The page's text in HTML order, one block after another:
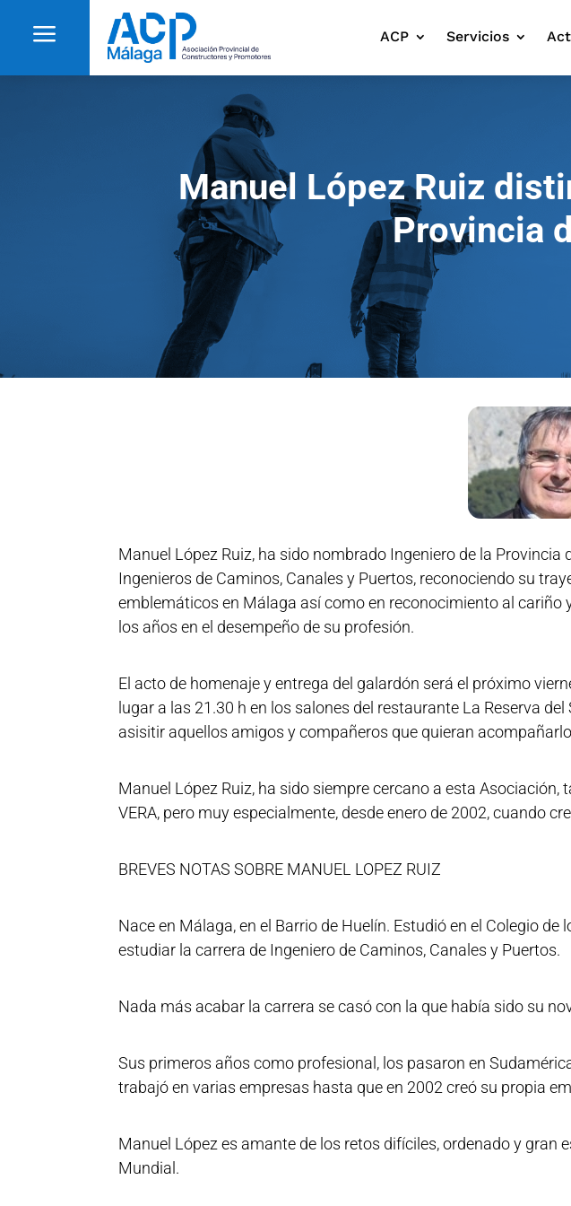
a ACP Servicios
Manuel López Ruiz
Provincia
Manuel López Ruiz, ha sido nombrado Ingeniero de la
Ingenieros de Caminos, Canales y Puertos, reconociendo su
emblemáticos en Málaga así como en reconocimiento al cariño
los años en el desempeño de su profesión.
El acto de homenaje y entrega del galardón será el próximo
lugar a las 21.30 h en los salones del restaurante La Reserva
asisitir aquellos amigos y compañeros que quieran
Manuel López Ruiz, ha sido siempre cercano a esta
VERA, pero muy especialmente, desde enero de 2002, cuando
BREVES NOTAS SOBRE MANUEL LOPEZ RUIZ
Nace en Málaga, en el Barrio de Huelín. Estudió en el Colegio
estudiar la carrera de Ingeniero de Caminos, Canales y Puertos.
Nada más acabar la carrera se casó con la que había sido su
Sus primeros años como profesional, los pasaron en
trabajó en varias empresas hasta que en 2002 creó su propia
Manuel López es amante de los retos difíciles, ordenado y gran
Mundial.